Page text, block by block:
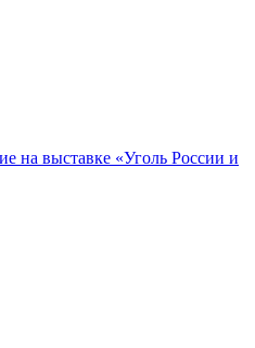
на выставке «Уголь России и